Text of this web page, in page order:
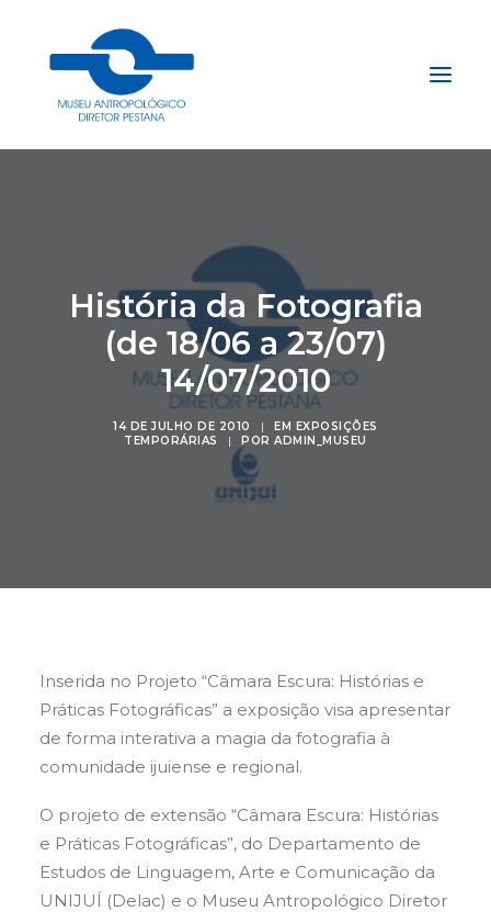
Acervo
Gestão do Arquivo Fidene
História da Fotografia
(de 18/06 a 23/07)
14/07/2010
14 DE JULHO DE 2010 | EM EXPOSIÇÕES
TEMPORÁRIAS
| PORADMIN_MUSEU
Inserida no Projeto “Câmara Escura: Histórias e
Práticas Fotográficas” a exposição visa apresentar
de forma interativa a magia da fotografia à
comunidade ijuiense e regional.
O projeto de extensão “Câmara Escura: Histórias
e Práticas Fotográficas”, do Departamento de
Estudos de Linguagem, Arte e Comunicação da
UNIJUÍ (Delac) e o Museu Antropológico Diretor